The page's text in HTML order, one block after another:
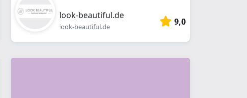
look-beautiful.de
look-beautiful.de 9,0